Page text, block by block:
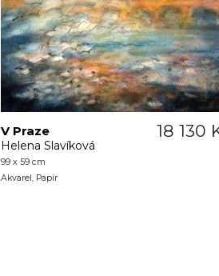
V Praze
Helena Slavíková
99 x 59 cm
Akvarel, Papír
18 130